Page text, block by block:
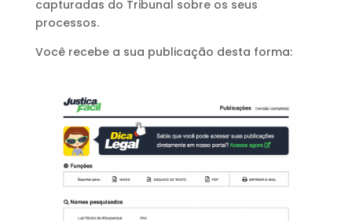
capturadas do Tribunal sobre os seus
processos.
Você recebe a sua publicação desta forma: